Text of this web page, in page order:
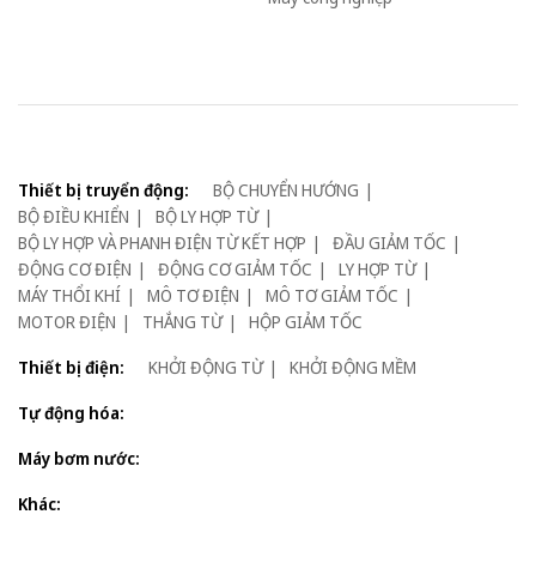
Thiết bị truyển động:
BỘ CHUYỂN HƯỚNG
BỘ ĐIỀU KHIỂN
BỘ LY HỢP TỪ
BỘ LY HỢP VÀ PHANH ĐIỆN TỪ KẾT HỢP
ĐẦU GIẢM TỐC
ĐỘNG CƠ ĐIỆN
ĐỘNG CƠ GIẢM TỐC
LY HỢP TỪ
MÁY THỔI KHÍ
MÔ TƠ ĐIỆN
MÔ TƠ GIẢM TỐC
MOTOR ĐIỆN
THẮNG TỪ
HỘP GIẢM TỐC
Thiết bị điện:
KHỞI ĐỘNG TỪ
KHỞI ĐỘNG MỀM
Tự động hóa:
Máy bơm nước:
Khác: